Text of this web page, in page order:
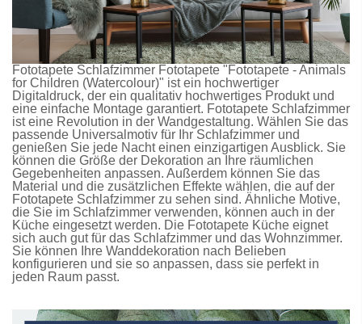
Fototapete Schlafzimmer Fototapete "Fototapete - Animals
for Children (Watercolour)" ist ein hochwertiger
Digitaldruck, der ein qualitativ hochwertiges Produkt und
eine einfache Montage garantiert. Fototapete Schlafzimmer
ist eine Revolution in der Wandgestaltung. Wählen Sie das
passende Universalmotiv für Ihr Schlafzimmer und
genießen Sie jede Nacht einen einzigartigen Ausblick. Sie
können die Größe der Dekoration an Ihre räumlichen
Gegebenheiten anpassen. Außerdem können Sie das
Material und die zusätzlichen Effekte wählen, die auf der
Fototapete Schlafzimmer zu sehen sind. Ähnliche Motive,
die Sie im Schlafzimmer verwenden, können auch in der
Küche eingesetzt werden. Die Fototapete Küche eignet
sich auch gut für das Schlafzimmer und das Wohnzimmer.
Sie können Ihre Wanddekoration nach Belieben
konfigurieren und sie so anpassen, dass sie perfekt in
jeden Raum passt.